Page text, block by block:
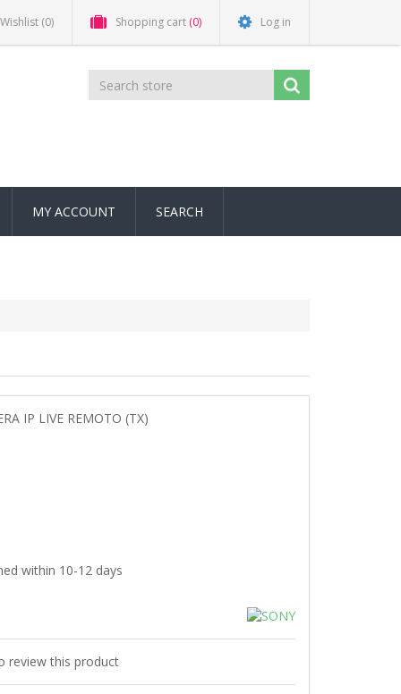
Wishlist (0) Shopping cart (0) Log in
MY ACCOUNT SEARCH
IP LIVE REMOTO (TX)
within 10-12 days
review this product